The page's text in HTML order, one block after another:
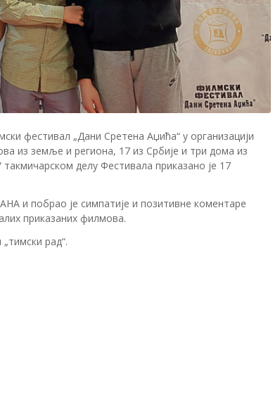
фестивал „Дани Сретена Аџића“ у организацији
из земље и региона, 17 из Србије и три дома из
делу Фестивала приказано је 17
и побрао је симпатије и позитивне коментаре
приказаних филмова.
рад“.